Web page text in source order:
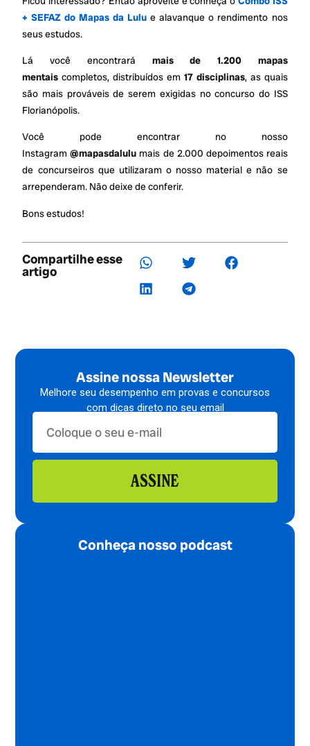
+ SEFAZ do Mapas da Lulu e alavanque o rendimento nos
seus estudos.
Lá você encontrará mais de 1.200 mapas
mentais completos, distribuídos em 17 disciplinas, as quais
são mais prováveis de serem exigidas no concurso do ISS
Florianópolis.
Você pode encontrar no nosso
Instagram@mapasdalulu mais de 2.000 depoimentos reais
de concurseiros que utilizaram o nosso material e não se
arrependeram. Não deixe de conferir.
Bons estudos!
Compartilhe esse
artigo
Assine nossa Newsletter
Melhore seu desempenho em provas e concursos
com dicas direto no seu email
ASSINE
Conheça nosso podcast